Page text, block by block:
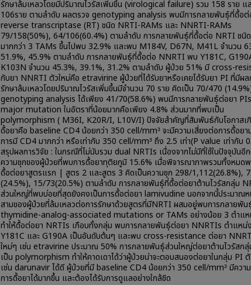
รักษาล้มเหลวโดยมีปริมาณไวรัสเพิ่มขึ้น (virological failure) รวม 158 ราย แ
106ราย ตามลำดับ ผลตรวจ genotyping analysis พบมีการกลายพันธุ์ที่ดื้อต่
reverse transcriptase (RT) ชนิด NRTI-RAMs และ NNRTI-RAMs
79/158(50%), 64/106(60.4%) ตามลำดับ การกลายพันธุ์ที่ดื้อต่อ NRTI ชนิ
มากกว่า 3 TAMs ขึ้นไปพบ 32.9% และพบ M184V, D67N, M41L จำนวน
51.9%, 45.9% ตามลำดับ การกลายพันธุ์ที่ดื้อต่อ NNRTI พบ Y181C,
K103N จำนวน 45.3%, 39.1%, 31.2% ตามลำดับ ผู้ป่วย 51% มี cross-
กับยา NNRTI ตัวใหม่คือ etravirine ผู้ป่วยที่ได้รับยาหรือเคยได้รับยา PI ที่มีผล
รักษาล้มเหลวโดยปริมาณไวรัสเพิ่มขึ้นมีจำนวน 70 ราย คิดเป็น 70/470
genotyping analysis ได้เพียง 41/70(58.6%) พบมีการกลายพันธุ์ต่อยา
major mutation ในอัตราที่น้อยมากคือเพียง 4.8% ส่วนมากที่พบเป็น
polymorphism ( M36I, K20R/I, L10V/I) ปัจจัยสำคัญที่สัมพันธ์กับโอกาสเ
ดื้อยาคือ baseline CD4 น้อยกว่า 350 cell/mm³ จะมีความเสี่ยงต่อการดื้อยา
การมี CD4 มากกว่า หรือเท่ากับ 350 cell/mm³ ถึง 2.5 เท่า(P value เท่ากับ
สรุปผลการวิจัย : ในกรณีที่ไม่นับรวม dual NRTIs เนื่องจากไม่มีที่ใช้ในปัจจุบันอี
ความชุกของผู้ป่วยที่พบการดื้อยาทุติยภูมิ 15.6% เมื่อพิจารณาภาพรวมทั้งหมด
ดื้อต่อยาสูตรแรก | สูตร 2 และสูตร 3 คิดเป็นความชุก 298/1,112(26.8%),
(24.5%), 15/73(20.5%) ตามลำดับ การกลายพันธุ์ที่ดื้อต่อยาต้านไวรัสกลุ่ม
ส่วนใหญ่ที่พบบ่อยที่สุดยังคงเป็นการดื้อต่อยา lamivudine นอกจากนี้ประมาณห
สามของผู้ป่วยที่ล้มเหลวต่อการรักษาด้วยสูตรที่มีNRTI ผสมอยู่พบการกลายพัน
thymidine-analog-associated mutations or TAMs อย่างน้อย 3 ตำแห
ทำให้ดื้อต่อยา NRTIs เกือบทั้งกลุ่ม พบการกลายพันธุ์ต่อยา NNRTIs ตำแหน่ง
Y181C และ G190A เป็นอันดับต้นๆ และพบ cross-resistance ต่อยา
ใหม่ๆ เช่น etravirine ประมาณ 50% การกลายพันธุ์ส่วนใหญ่ต่อยาต้านไวรัสก
เป็น polymorphism ทำให้คาดเดาได้ว่าผู้ป่วยน่าจะตอบสนองต่อยาในกลุ่ม PI ตั
เช่น darunavir ได้ดี ผู้ป่วยที่มี baseline CD4 น้อยกว่า 350 cell/mm³ มีความ
การดื้อยาได้มากขึ้น และต้องได้รับการดูแลอย่างใกล้ชิด